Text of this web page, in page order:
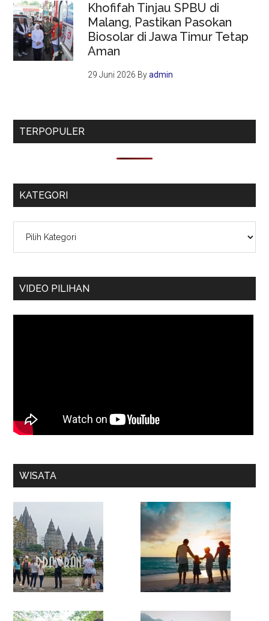
Khofifah Tinjau SPBU di
Malang, Pastikan Pasokan
Biosolar di Jawa Timur Tetap
Aman
29 Juni 2026 Byadmin
TERPOPULER
KATEGORI
VIDEO PILIHAN
WISATA